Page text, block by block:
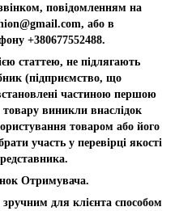
повідомленням на
, або в
+380677552488.
статтею, не підлягають
(підприємство, що
частиною першою
товару виникли внаслідок
товаром або його
участь у перевірці якості
Отримувача.
для клієнта способом